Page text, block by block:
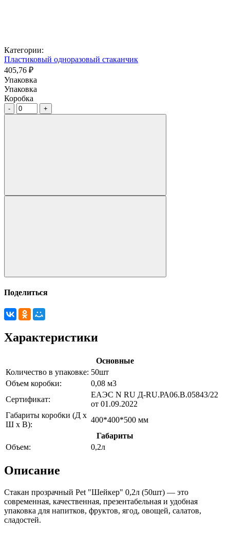
Категории:
Пластиковый одноразовый стаканчик
405,76 ₽
Упаковка
Упаковка
Коробка
Поделиться
Характеристики
Основные
Количество в упаковке: 50шт
Объем коробки:
0,08 м3
Сертификат:
ЕАЭС N RU Д-RU.РА06.B.05843/22
от 01.09.2022
Габариты коробки (Д х
Ш х В):
400*400*500 мм
Габариты
Объем:
0,2л
Описание
Стакан прозрачный Pet "Шейкер" 0,2л (50шт) — это
современная, качественная, презентабельная и удобная
упаковка для напитков, фруктов, ягод, овощей, салатов,
сладостей.